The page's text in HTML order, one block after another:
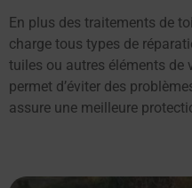
En plus des traitements de
charge tous types de
tuiles ou autres éléments de
permet d’éviter des
assure une meilleure